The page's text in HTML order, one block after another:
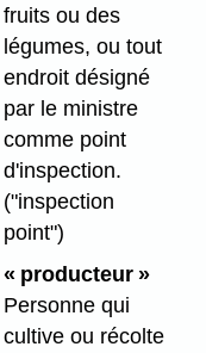
fruits ou des
légumes, ou tout
endroit désigné
par le ministre
comme point
d'inspection.
("inspection
point")
« producteur »
Personne qui
cultive ou récolte